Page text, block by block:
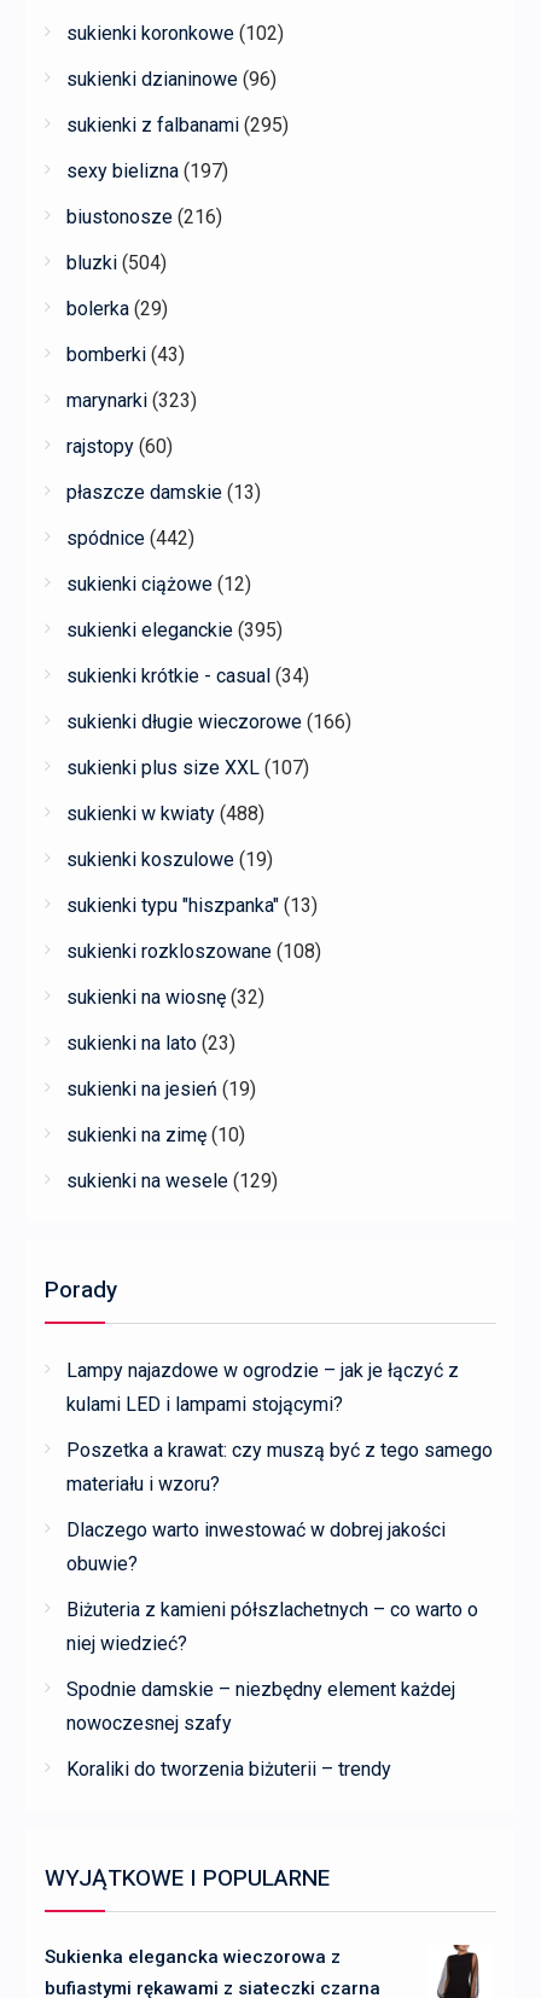
sukienki koronkowe (102)
sukienki dzianinowe (96)
sukienki z falbanami (295)
sexy bielizna (197)
biustonosze (216)
bluzki (504)
bolerka (29)
bomberki (43)
marynarki (323)
rajstopy (60)
płaszcze damskie (13)
spódnice (442)
sukienki ciążowe (12)
sukienki eleganckie (395)
sukienki krótkie - casual (34)
sukienki długie wieczorowe (166)
sukienki plus size XXL (107)
sukienki w kwiaty (488)
sukienki koszulowe (19)
sukienki typu "hiszpanka" (13)
sukienki rozkloszowane (108)
sukienki na wiosnę (32)
sukienki na lato (23)
sukienki na jesień (19)
sukienki na zimę (10)
sukienki na wesele (129)
Porady
Lampy najazdowe w ogrodzie – jak je łączyć z
kulami LED i lampami stojącymi?
Poszetka a krawat: czy muszą być z tego samego
materiału i wzoru?
Dlaczego warto inwestować w dobrej jakości
obuwie?
Biżuteria z kamieni półszlachetnych – co warto o
niej wiedzieć?
Spodnie damskie – niezbędny element każdej
nowoczesnej szafy
Koraliki do tworzenia biżuterii – trendy
WYJĄTKOWE I POPULARNE
Sukienka elegancka wieczorowa z
bufiastymi rękawami z siateczki czarna